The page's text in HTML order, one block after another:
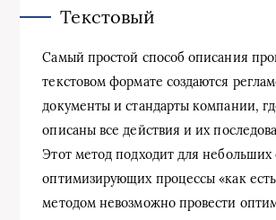
Текстовый
Самый простой способ описания
текстовом формате создаются
документы и стандарты компании,
описаны все действия и их
Этот метод подходит для небольших
оптимизирующих процессы «как
методом невозможно провести